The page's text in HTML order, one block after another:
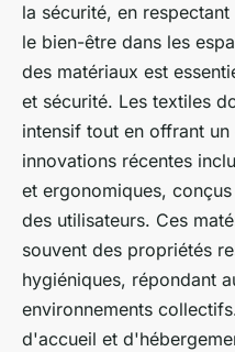
la sécurité, en
le bien-être dans les
des matériaux est
et sécurité. Les textiles
intensif tout en offrant
innovations récentes
et ergonomiques,
des utilisateurs. Ces
souvent des propriétés
hygiéniques, répondant
environnements
d'accueil et